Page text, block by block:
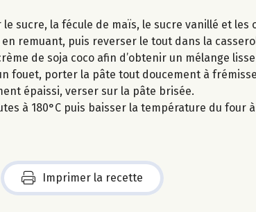
le sucre, la fécule de maïs, le sucre vanillé et
remuant, puis reverser le tout dans la
de soja coco afin d’obtenir un mélange
fouet, porter la pâte tout doucement à
épaissi, verser sur la pâte brisée.
à 180°C puis baisser la température du four
Imprimer la recette